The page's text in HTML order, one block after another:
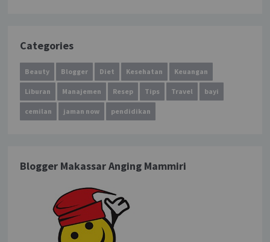
Categories
Beauty Blogger Diet Kesehatan Keuangan
Liburan Manajemen Resep Tips Travel bayi
cemilan jaman now pendidikan
Blogger Makassar Anging Mammiri